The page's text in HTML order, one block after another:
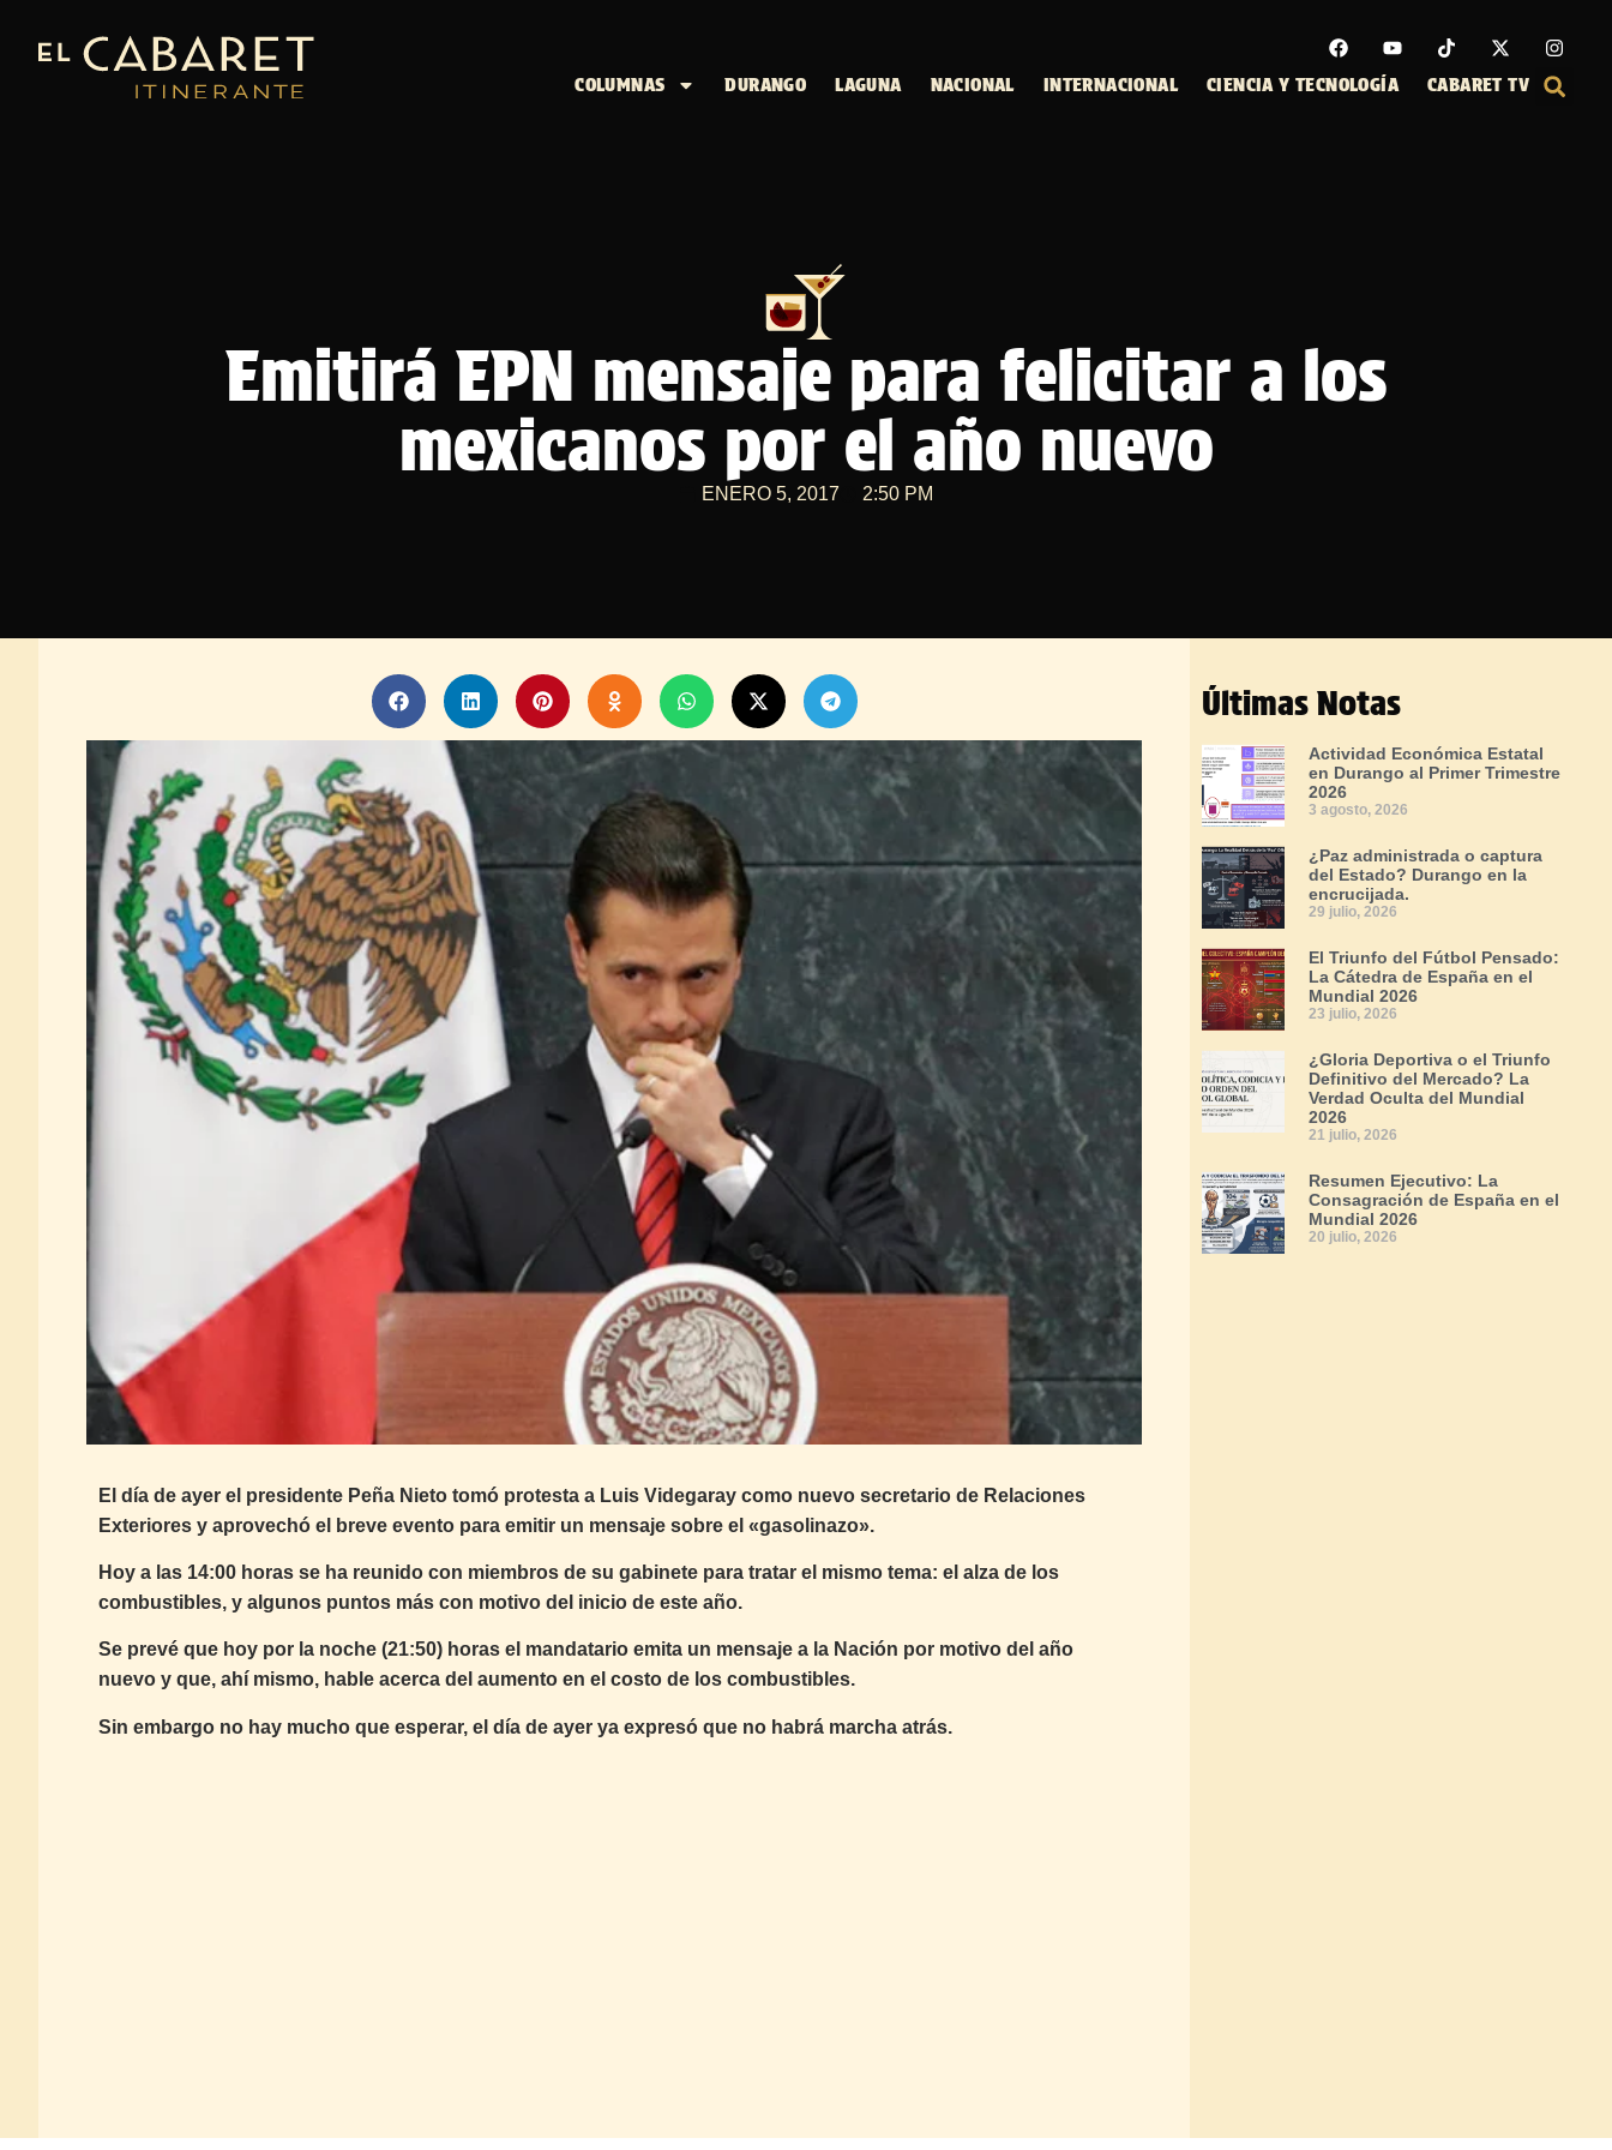
COLUMNAS DURANGO LAGUNA NACIONAL INTERNACIONAL CIENCIA Y TECNOLOGÍA CABARET TV
Emitirá EPN mensaje para felicitar a los
mexicanos por el año nuevo
ENERO 5, 2017 2:50 PM
El día de ayer el presidente Peña Nieto tomó protesta a Luis Videgaray como nuevo secretario de Relaciones
Exteriores y aprovechó el breve evento para emitir un mensaje sobre el «gasolinazo».
Hoy a las 14:00 horas se ha reunido con miembros de su gabinete para tratar el mismo tema: el alza de los
combustibles, y algunos puntos más con motivo del inicio de este año.
Se prevé que hoy por la noche (21:50) horas el mandatario emita un mensaje a la Nación por motivo del año
nuevo y que, ahí mismo, hable acerca del aumento en el costo de los combustibles.
Sin embargo no hay mucho que esperar, el día de ayer ya expresó que no habrá marcha atrás.
Últimas Notas
Actividad Económica Estatal
en Durango al Primer Trimestre
2026
3 agosto, 2026
¿Paz administrada o captura
del Estado? Durango en la
encrucijada.
29 julio, 2026
El Triunfo del Fútbol Pensado:
La Cátedra de España en el
Mundial 2026
23 julio, 2026
¿Gloria Deportiva o el Triunfo
Definitivo del Mercado? La
Verdad Oculta del Mundial
2026
21 julio, 2026
Resumen Ejecutivo: La
Consagración de España en el
Mundial 2026
20 julio, 2026